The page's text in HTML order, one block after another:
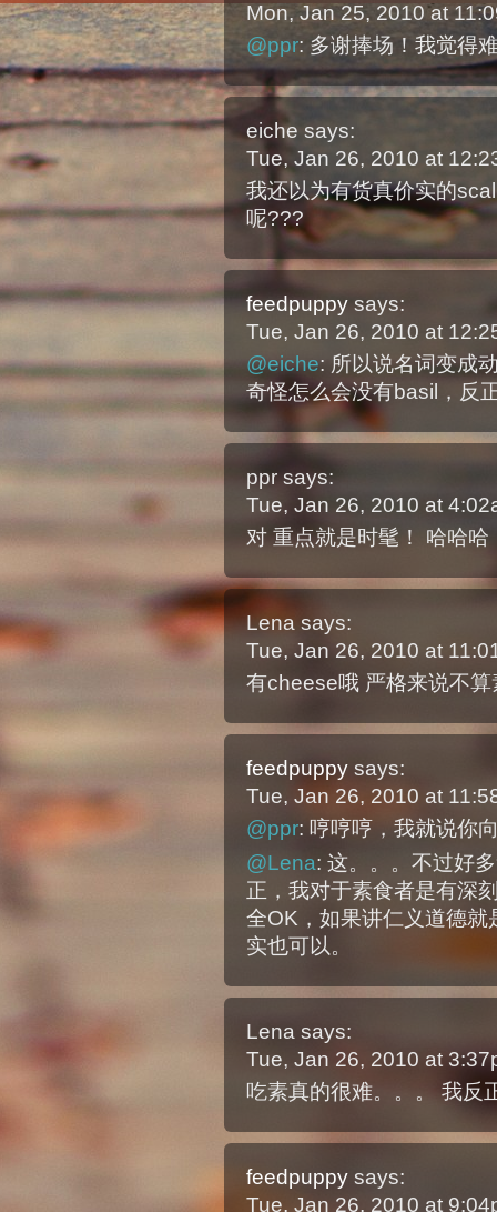
Mon, Jan 25, 2010 at
@ppr: 多谢捧场！我觉得
eiche says:
Tue, Jan 26, 2010 at
我还以为有货真价实的
呢???
feedpuppy says:
Tue, Jan 26, 2010 at
@eiche: 所以说名词变成
奇怪怎么会没有basil，反
ppr says:
Tue, Jan 26, 2010 at
对 重点就是时髦！ 哈哈哈
Lena says:
Tue, Jan 26, 2010 at
有cheese哦 严格来说不算
feedpuppy says:
Tue, Jan 26, 2010 at
@ppr: 哼哼哼，我就说你
@Lena: 这。。。不过好
正，我对于素食者是有深
全OK，如果讲仁义道德
实也可以。
Lena says:
Tue, Jan 26, 2010 at
吃素真的很难。。。 我反
feedpuppy says:
Tue, Jan 26, 2010 at